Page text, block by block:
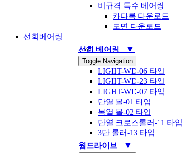
비규격 특수 베어링
카다록 다운로드
도면 다운로드
선회베어링
선회 베어링
▼
Toggle Navigation
LIGHT-WD-06 타입
LIGHT-WD-23 타입
LIGHT-WD-07 타입
단열 볼-01 타입
복열 볼-02 타입
단열 크로스롤러-11 타입
3단 롤러-13 타입
웜드라이브
▼